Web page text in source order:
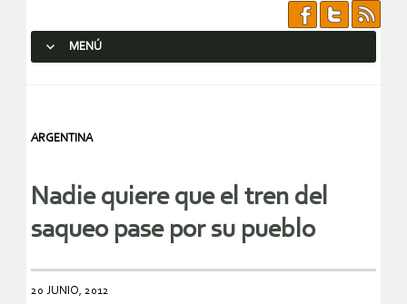
MENÚ
ARGENTINA
Nadie quiere que el tren del
saqueo pase por su pueblo
20 JUNIO, 2012